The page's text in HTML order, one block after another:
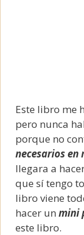
Este libro me
pero nunca
porque no
necesarios en
llegara a
que sí tengo
libro viene
hacer un mini
este libro.